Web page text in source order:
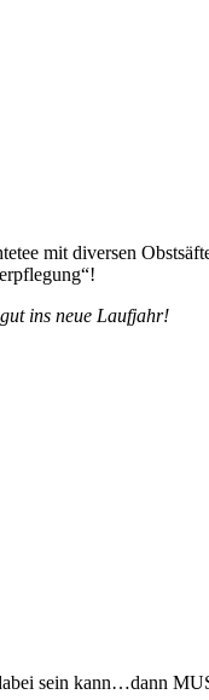
mit diversen
ins neue Laufjahr!
sein kann…dann